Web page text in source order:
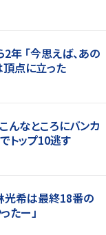
年 「今思えば、あの
点に立った
んなところにバンカ
トップ10逃す
光希は最終18番の
たー」